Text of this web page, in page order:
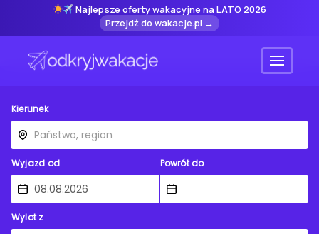
Najlepsze oferty wakacyjne na LATO 2026
Przejdź do wakacje.pl →
Menu
Kierunek
Wyjazd od Powrót do
Wylot z